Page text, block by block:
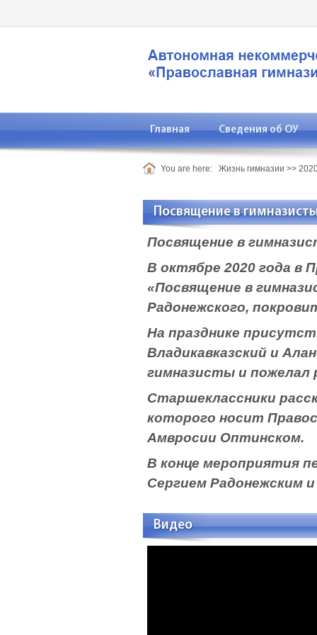
Главная Сведения об ОУ
You are here: Жизнь гимназии >>
Посвящение в
Посвящение в
В октябре 2020 года в
«Посвящение в
Радонежского,
На празднике
Владикавказский и
гимназисты и пожелал
Старшеклассники
которого носит
Амвросии Оптинском.
В конце мероприятия
Сергием Радонежским
Видео